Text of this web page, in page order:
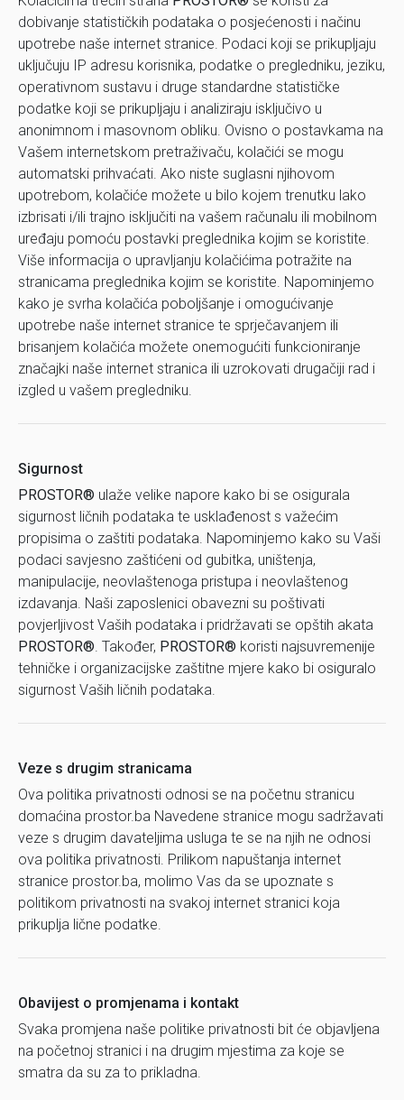
dobivanje statističkih podataka o posjećenosti i načinu
upotrebe naše internet stranice. Podaci koji se prikupljaju
uključuju IP adresu korisnika, podatke o pregledniku, jeziku,
operativnom sustavu i druge standardne statističke
podatke koji se prikupljaju i analiziraju isključivo u
anonimnom i masovnom obliku. Ovisno o postavkama na
Vašem internetskom pretraživaču, kolačići se mogu
automatski prihvaćati. Ako niste suglasni njihovom
upotrebom, kolačiće možete u bilo kojem trenutku lako
izbrisati i/ili trajno isključiti na vašem računalu ili mobilnom
uređaju pomoću postavki preglednika kojim se koristite.
Više informacija o upravljanju kolačićima potražite na
stranicama preglednika kojim se koristite. Napominjemo
kako je svrha kolačića poboljšanje i omogućivanje
upotrebe naše internet stranice te sprječavanjem ili
brisanjem kolačića možete onemogućiti funkcioniranje
značajki naše internet stranica ili uzrokovati drugačiji rad i
izgled u vašem pregledniku.
Sigurnost
PROSTOR® ulaže velike napore kako bi se osigurala
sigurnost ličnih podataka te usklađenost s važećim
propisima o zaštiti podataka. Napominjemo kako su Vaši
podaci savjesno zaštićeni od gubitka, uništenja,
manipulacije, neovlaštenoga pristupa i neovlaštenog
izdavanja. Naši zaposlenici obavezni su poštivati
povjerljivost Vaših podataka i pridržavati se opštih akata
PROSTOR®. Također, PROSTOR® koristi najsuvremenije
tehničke i organizacijske zaštitne mjere kako bi osiguralo
sigurnost Vaših ličnih podataka.
Veze s drugim stranicama
Ova politika privatnosti odnosi se na početnu stranicu
domaćina prostor.ba Navedene stranice mogu sadržavati
veze s drugim davateljima usluga te se na njih ne odnosi
ova politika privatnosti. Prilikom napuštanja internet
stranice prostor.ba, molimo Vas da se upoznate s
politikom privatnosti na svakoj internet stranici koja
prikuplja lične podatke.
Obavijest o promjenama i kontakt
Svaka promjena naše politike privatnosti bit će objavljena
na početnoj stranici i na drugim mjestima za koje se
smatra da su za to prikladna.